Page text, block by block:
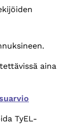
aina
TyEL-